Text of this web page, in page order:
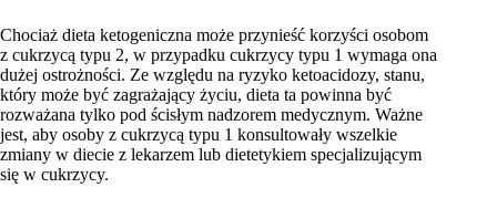
Chociaż dieta ketogeniczna może przynieść korzyści osobom
z cukrzycą typu 2, w przypadku cukrzycy typu 1 wymaga ona
dużej ostrożności. Ze względu na ryzyko ketoacidozy, stanu,
który może być zagrażający życiu, dieta ta powinna być
rozważana tylko pod ścisłym nadzorem medycznym. Ważne
jest, aby osoby z cukrzycą typu 1 konsultowały wszelkie
zmiany w diecie z lekarzem lub dietetykiem specjalizującym
się w cukrzycy.